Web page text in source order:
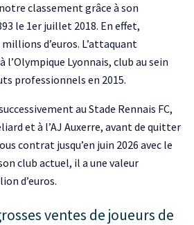
classement grâce à son
le 1er juillet 2018. En effet,
d’euros. L’attaquant
Lyonnais, club au sein
professionnels en 2015.
au Stade Rennais FC,
et à l’AJ Auxerre, avant de quitter
contrat jusqu’en juin 2026 avec le
club actuel, il a une valeur
d’euros.
ventes de joueurs de